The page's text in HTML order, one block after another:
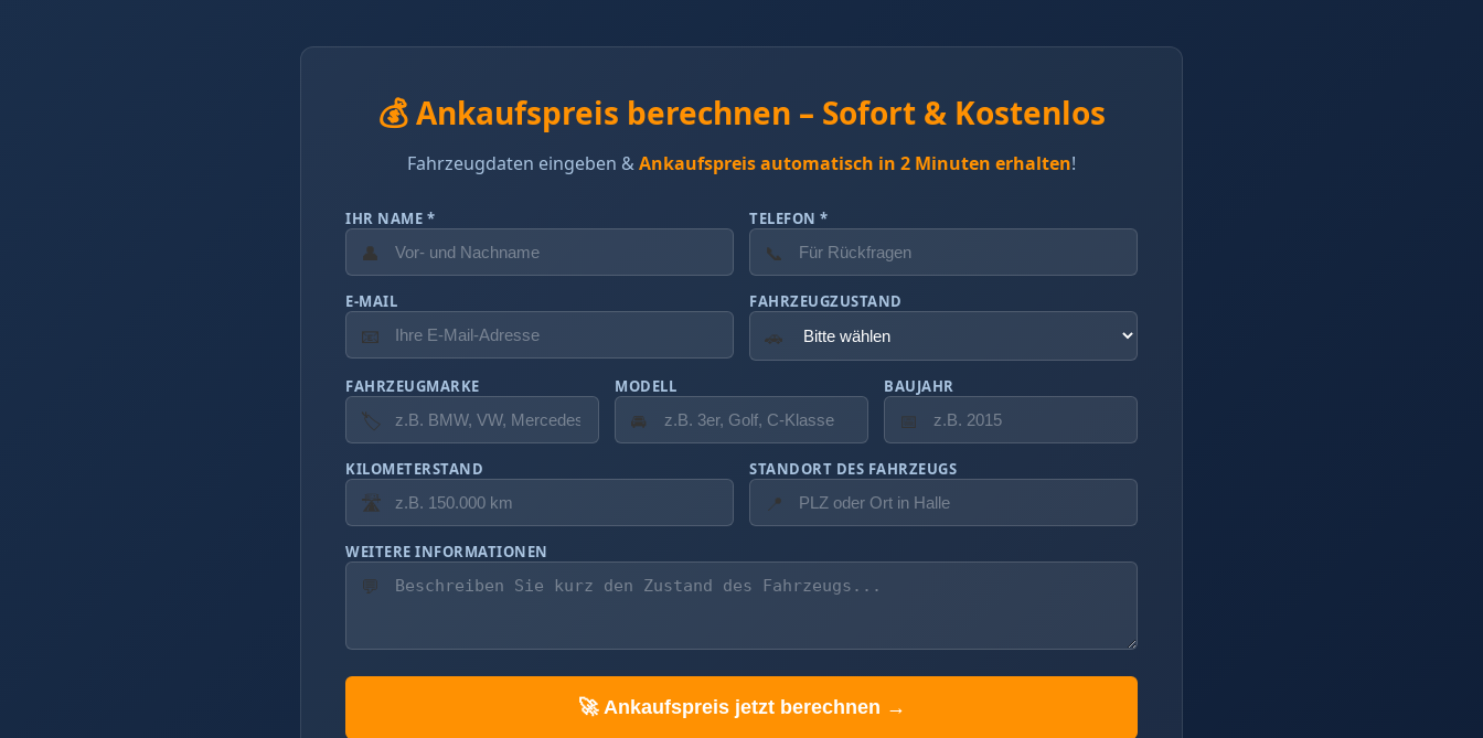
💰 Ankaufspreis berechnen – Sofort & Kostenlos
Fahrzeugdaten eingeben &Ankaufspreis automatisch in 2 Minuten erhalten!
IHR NAME *
👤
TELEFON *
📞
E-MAIL
📧
FAHRZEUGZUSTAND
🚗
FAHRZEUGMARKE
🏷️
MODELL
🚘
BAUJAHR
📅
KILOMETERSTAND
🛣️
STANDORT DES FAHRZEUGS
📍
WEITERE INFORMATIONEN
💬
🚀 Ankaufspreis jetzt berechnen →